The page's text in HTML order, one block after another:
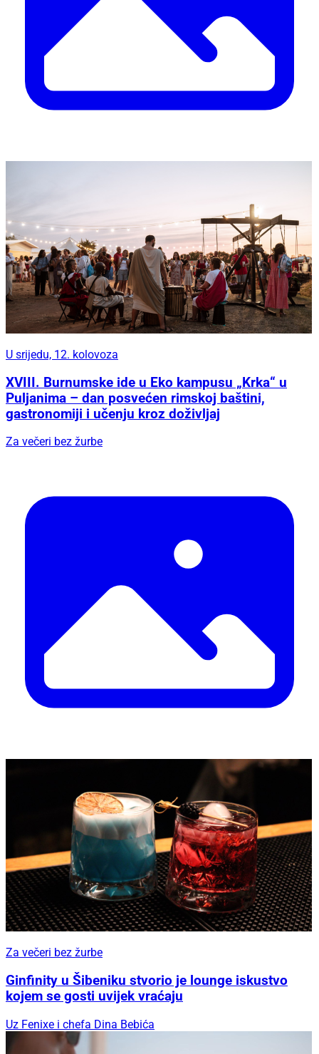
U srijedu, 12. kolovoza
XVIII. Burnumske ide u Eko kampusu „Krka“ u
Puljanima – dan posvećen rimskoj baštini,
gastronomiji i učenju kroz doživljaj
Za večeri bez žurbe
Za večeri bez žurbe
Ginfinity u Šibeniku stvorio je lounge iskustvo
kojem se gosti uvijek vraćaju
Uz Fenixe i chefa Dina Bebića